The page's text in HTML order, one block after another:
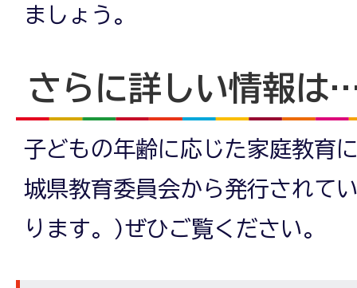
ましょう。
さらに詳しい情報は
子どもの年齢に応じた家庭教育
城県教育委員会から発行されて
ります。)ぜひご覧ください。